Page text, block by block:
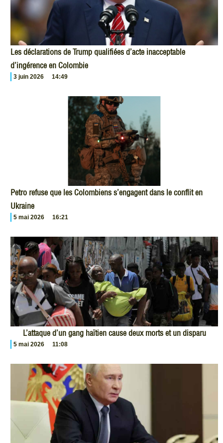
Les déclarations de Trump qualifiées d’acte inacceptable
d’ingérence en Colombie
3 juin 2026 14:49
Petro refuse que les Colombiens s’engagent dans le conflit en
Ukraine
5 mai 2026 16:21
L’attaque d’un gang haïtien cause deux morts et un disparu
5 mai 2026 11:08